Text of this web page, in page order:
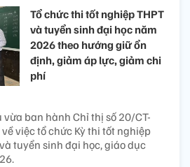
Tổ chức thi tốt nghiệp THPT
và tuyển sinh đại học năm
2026 theo hướng giữ ổn
định, giảm áp lực, giảm chi
phí
ban hành Chỉ thị số 20/CT-
việc tổ chức Kỳ thi tốt nghiệp
tuyển sinh đại học, giáo dục